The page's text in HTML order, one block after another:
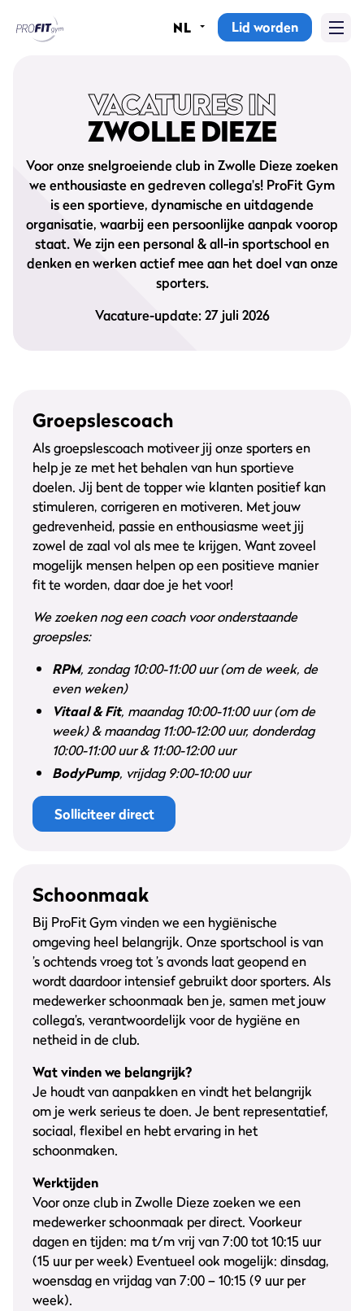
Sportscholen
Abonnementen
Groepslessen
Lesrooster
Alle groepslessen
Waarom ProFit Gym
NL Lid worden
VACATURES IN
ZWOLLE DIEZE
Voor onze snelgroeiende club in Zwolle Dieze zoeken
we enthousiaste en gedreven collega's! ProFit Gym
is een sportieve, dynamische en uitdagende
organisatie, waarbij een persoonlijke aanpak voorop
staat. We zijn een personal & all-in sportschool en
denken en werken actief mee aan het doel van onze
sporters.
Vacature-update: 27 juli 2026
Groepslescoach
Als groepslescoach motiveer jij onze sporters en
help je ze met het behalen van hun sportieve
doelen. Jij bent de topper wie klanten positief kan
stimuleren, corrigeren en motiveren. Met jouw
gedrevenheid, passie en enthousiasme weet jij
zowel de zaal vol als mee te krijgen. Want zoveel
mogelijk mensen helpen op een positieve manier
fit te worden, daar doe je het voor!
We zoeken nog een coach voor onderstaande
groepsles:
RPM, zondag 10:00-11:00 uur (om de week, de
even weken)
Vitaal & Fit, maandag 10:00-11:00 uur (om de
week) & maandag 11:00-12:00 uur, donderdag
10:00-11:00 uur & 11:00-12:00 uur
BodyPump, vrijdag 9:00-10:00 uur
Solliciteer direct
Schoonmaak
Bij ProFit Gym vinden we een hygiënische
omgeving heel belangrijk. Onze sportschool is van
’s ochtends vroeg tot ’s avonds laat geopend en
wordt daardoor intensief gebruikt door sporters. Als
medewerker schoonmaak ben je, samen met jouw
collega’s, verantwoordelijk voor de hygiëne en
netheid in de club.
Wat vinden we belangrijk?
Je houdt van aanpakken en vindt het belangrijk
om je werk serieus te doen. Je bent representatief,
sociaal, flexibel en hebt ervaring in het
schoonmaken.
Werktijden
Voor onze club in Zwolle Dieze zoeken we een
medewerker schoonmaak per direct. Voorkeur
dagen en tijden: ma t/m vrij van 7:00 tot 10:15 uur
(15 uur per week) Eventueel ook mogelijk: dinsdag,
woensdag en vrijdag van 7:00 – 10:15 (9 uur per
week).